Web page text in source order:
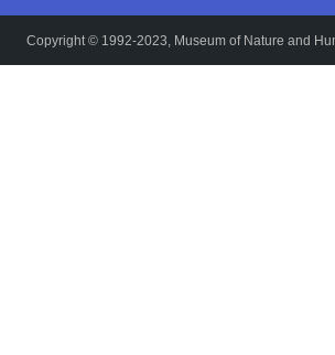
Copyright © 1992-2023, Museum of Nature and